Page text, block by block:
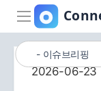
이슈브리핑
2026-06-23